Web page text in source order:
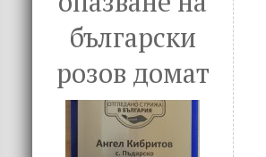
български
розов домат